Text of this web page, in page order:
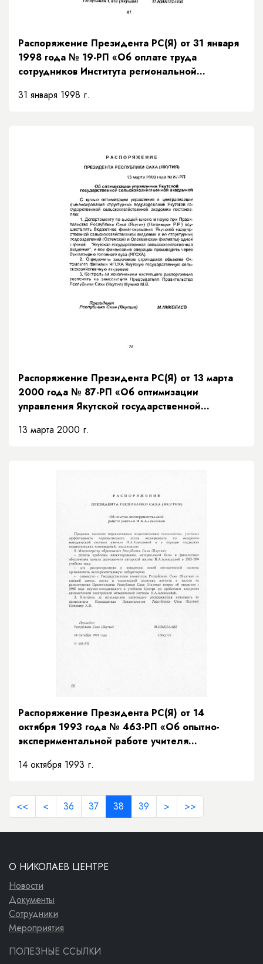
Распоряжение Президента РС(Я) от 31 января
1998 года № 19-РП «Об оплате труда
сотрудников Института региональной
(Якутия)»
31 января 1998 г.
Распоряжение Президента РС(Я) от 13 марта
2000 года № 87-РП «Об оптимизации
управления Якутской государственной
13 марта 2000 г.
Распоряжение Президента РС(Я) от 14
октября 1993 года № 463-РП «Об опытно-
экспериментальной работе учителя
14 октября 1993 г.
<< < 36 37 38 39 > >>
О НИКОЛАЕВ ЦЕНТРЕ
Новости
Документы
Сотрудники
Мероприятия
ПОЛЕЗНЫЕ ССЫЛКИ